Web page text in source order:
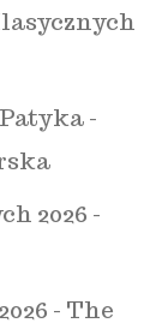
-
2026 -
- The